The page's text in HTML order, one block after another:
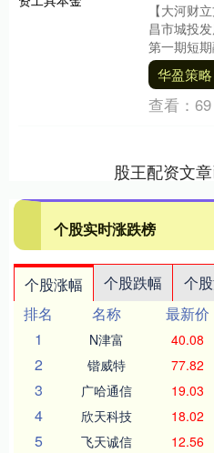
【大河财
昌市城投
第一期短
券发行金
金....
华盈策略
查看： 69
股王配资文
个股实时涨跌榜
个股涨幅 个股跌幅 个
排名
名称 最新价
1
N津富 40.08
2 锴威特 77.82
3 广哈通信 19.03
4 欣天科技 18.02
5 飞天诚信 12.56